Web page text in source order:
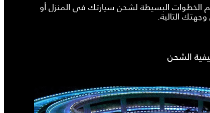
الخطوات البسيطة لشحن سيارتك في المنزل أو
التالية.
الشحن